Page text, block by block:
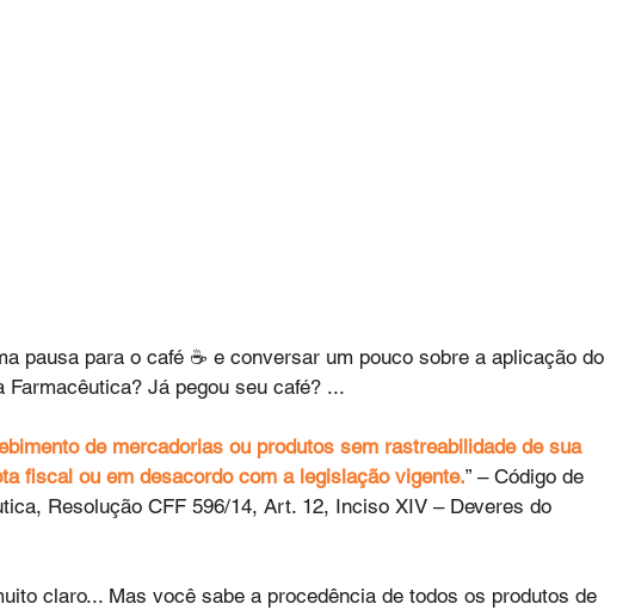
pausa para o café ☕ e conversar um pouco sobre a aplicação do
Farmacêutica? Já pegou seu café? ...
de mercadorias ou produtos sem rastreabilidade de sua
fiscal ou em desacordo com a legislação vigente.” – Código de
Resolução CFF 596/14, Art. 12, Inciso XIV – Deveres do
claro... Mas você sabe a procedência de todos os produtos de